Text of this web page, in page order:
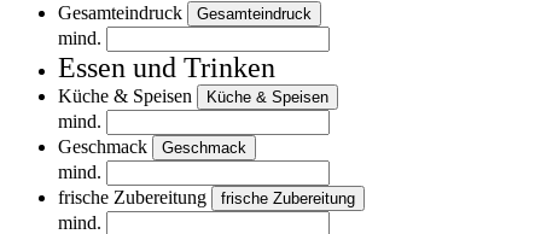
Gesamteindruck Gesamteindruck
mind.
Essen und Trinken
Küche & Speisen Küche & Speisen
mind.
Geschmack
Geschmack
mind.
frische Zubereitung
frische Zubereitung
mind.